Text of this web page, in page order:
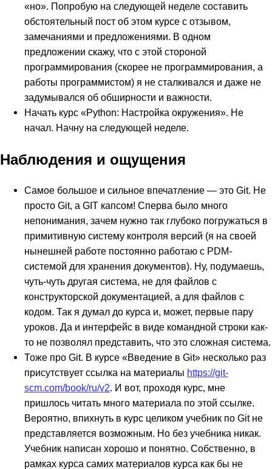
«но». Попробую на следующей неделе составить
обстоятельный пост об этом курсе с отзывом,
замечаниями и предложениями. В одном
предложении скажу, что с этой стороной
программирования (скорее не программирования, а
работы программистом) я не сталкивался и даже не
задумывался об обширности и важности.
Начать курс «Python: Настройка окружения». Не
начал. Начну на следующей неделе.
Наблюдения и ощущения
Самое большое и сильное впечатление — это Git. Не
просто Git, а GIT капсом! Сперва было много
непонимания, зачем нужно так глубоко погружаться в
примитивную систему контроля версий (я на своей
нынешней работе постоянно работаю с PDM-
системой для хранения документов). Ну, подумаешь,
чуть-чуть другая система, не для файлов с
конструкторской документацией, а для файлов с
кодом. Так я думал до курса и, может, первые пару
уроков. Да и интерфейс в виде командной строки как-
то не позволял представить, что это сложная система.
Тоже про Git. В курсе «Введение в Git» несколько раз
присутствует ссылка на материалы https://git-
scm.com/book/ru/v2. И вот, проходя курс, мне
пришлось читать много материала по этой ссылке.
Вероятно, впихнуть в курс целиком учебник по Git не
представляется возможным. Но без учебника никак.
Учебник написан хорошо и понятно. Собственно, в
рамках курса самих материалов курса как бы не